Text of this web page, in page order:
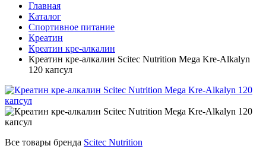
Главная
Каталог
Спортивное питание
Креатин
Креатин кре-алкалин
Креатин кре-алкалин Scitec Nutrition Mega Kre-Alkalyn
120 капсул
Все товары бренда Scitec Nutrition